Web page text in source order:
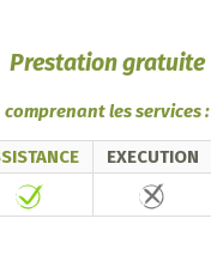
Prestation gratuite
comprenant les services :
EXECUTION